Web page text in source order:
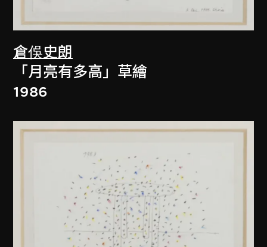
倉俁史朗
「月亮有多高」草繪
1986